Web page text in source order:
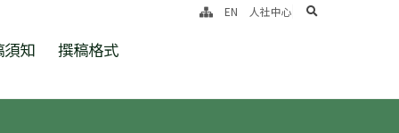
知 撰稿格式
EN 人社中心 search